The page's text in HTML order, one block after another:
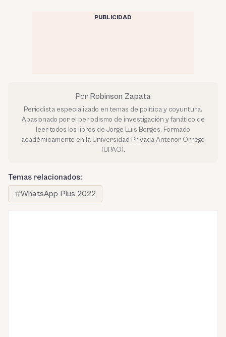
PUBLICIDAD
Por Robinson Zapata
Periodista especializado en temas de política y coyuntura.
Apasionado por el periodismo de investigación y fanático de
leer todos los libros de Jorge Luis Borges. Formado
académicamente en la Universidad Privada Antenor Orrego
(UPAO).
Temas relacionados:
WhatsApp Plus 2022